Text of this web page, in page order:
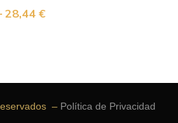
28,44 €
– Política de Privacidad